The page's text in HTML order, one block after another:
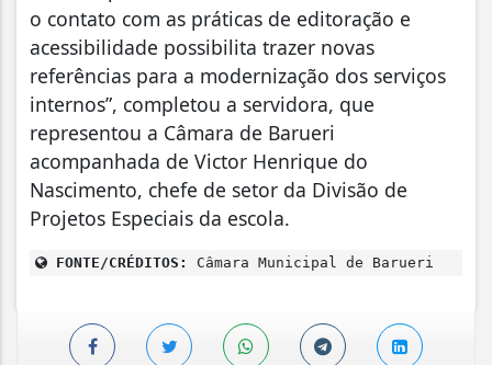
o contato com as práticas de editoração e
acessibilidade possibilita trazer novas
referências para a modernização dos serviços
internos”, completou a servidora, que
representou a Câmara de Barueri
acompanhada de Victor Henrique do
Nascimento, chefe de setor da Divisão de
Projetos Especiais da escola.
FONTE/CRÉDITOS: Câmara Municipal de Barueri